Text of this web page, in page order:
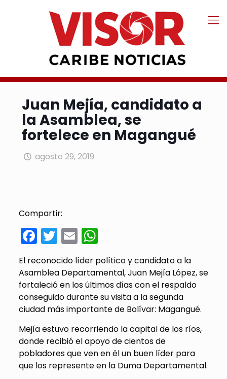
Juan Mejía, candidato a
la Asamblea, se
fortelece en Magangué
agosto 29, 2019
Compartir:
Facebook
Twitter
EmailWhatsApp
El reconocido líder político y candidato a la
Asamblea Departamental, Juan Mejía López, se
fortaleció en los últimos días con el respaldo
conseguido durante su visita a la segunda
ciudad más importante de Bolívar: Magangué.
Mejía estuvo recorriendo la capital de los ríos,
donde recibió el apoyo de cientos de
pobladores que ven en él un buen líder para
que los represente en la Duma Departamental.